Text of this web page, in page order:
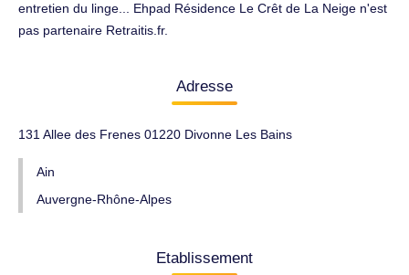
entretien du linge... Ehpad Résidence Le Crêt de La Neige n'est
pas partenaire Retraitis.fr.
Adresse
131 Allee des Frenes 01220 Divonne Les Bains
Ain
Auvergne-Rhône-Alpes
Etablissement